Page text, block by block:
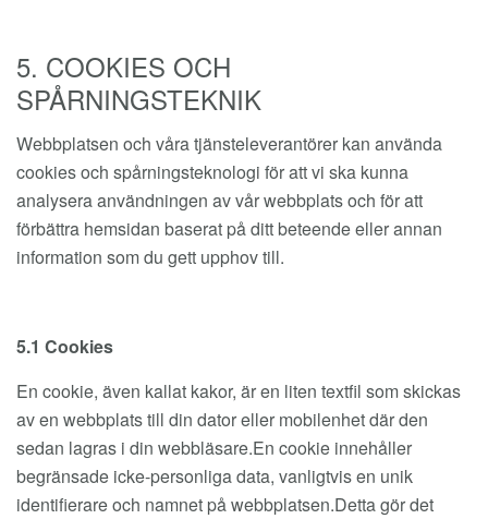
5. COOKIES OCH
SPÅRNINGSTEKNIK
Webbplatsen och våra tjänsteleverantörer kan använda
cookies och spårningsteknologi för att vi ska kunna
analysera användningen av vår webbplats och för att
förbättra hemsidan baserat på ditt beteende eller annan
information som du gett upphov till.
5.1 Cookies
En cookie, även kallat kakor, är en liten textfil som skickas
av en webbplats till din dator eller mobilenhet där den
sedan lagras i din webbläsare.En cookie innehåller
begränsade icke-personliga data, vanligtvis en unik
identifierare och namnet på webbplatsen.Detta gör det